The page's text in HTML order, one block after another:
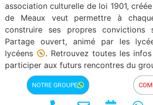
association culturelle de loi 1901,
de Meaux veut permettre à
construire ses propres convictions
Partage ouvert, animé par les
lycéens
. Retrouvez toutes les
participer aux futurs rencontres du
NOTRE GROUPE